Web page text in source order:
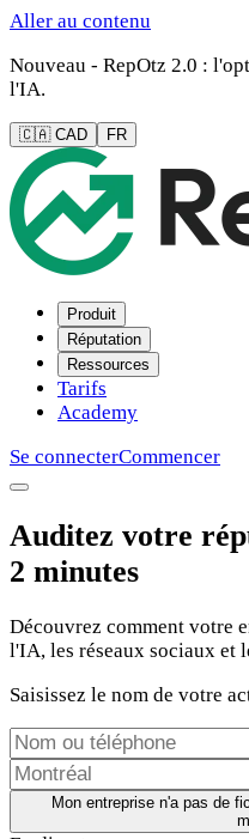
Aller au contenu
Nouveau - RepOtz 2.0 :
l'IA.
🇨🇦 CAD FR
Produit
Réputation
Ressources
Tarifs
Academy
Se connecterCommencer
Auditez votre
2 minutes
Découvrez comment votre
l'IA, les réseaux sociaux et
Saisissez le nom de votre
Mon entreprise n'a pas de